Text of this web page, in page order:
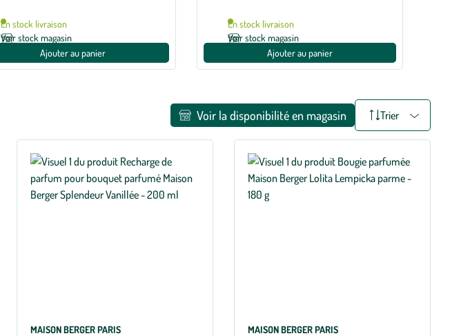
En stock livraison
Voir stock magasin
Ajouter au panier
En stock livraison
Voir stock magasin
Ajouter au panier
Trier
Voir la disponibilité en magasin
MAISON BERGER PARIS
MAISON BERGER PARIS